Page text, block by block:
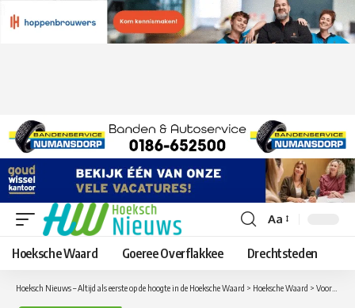
Lettergrootte
aanpassen
Aa
Hoeksche Waard Goeree Overflakkee Drechtsteden
Hoeksch Nieuws – Altijd als eerste op de hoogte in de Hoeksche Waard > Hoeksche Waard > VoorWaards wil spoeddebat over klachten HW Wonen